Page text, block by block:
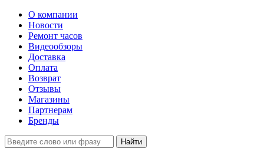
О компании
Новости
Ремонт часов
Видеообзоры
Доставка
Оплата
Возврат
Отзывы
Магазины
Партнерам
Бренды